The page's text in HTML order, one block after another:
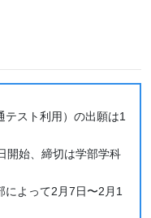
テスト利用）の出願は1
開始、締切は学部学科
によって2月7日〜2月1